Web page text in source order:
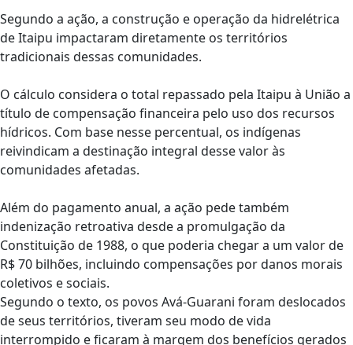
Segundo a ação, a construção e operação da hidrelétrica
de Itaipu impactaram diretamente os territórios
tradicionais dessas comunidades.
O cálculo considera o total repassado pela Itaipu à União a
título de compensação financeira pelo uso dos recursos
hídricos. Com base nesse percentual, os indígenas
reivindicam a destinação integral desse valor às
comunidades afetadas.
Além do pagamento anual, a ação pede também
indenização retroativa desde a promulgação da
Constituição de 1988, o que poderia chegar a um valor de
R$ 70 bilhões, incluindo compensações por danos morais
coletivos e sociais.
Segundo o texto, os povos Avá-Guarani foram deslocados
de seus territórios, tiveram seu modo de vida
interrompido e ficaram à margem dos benefícios gerados